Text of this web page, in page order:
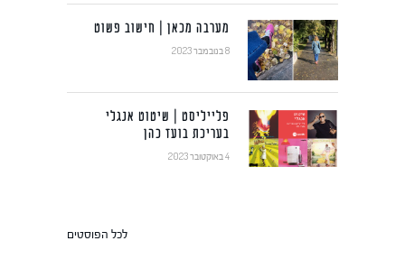
מערבה מכאן | חישוב פשוט
8 בנובמבר 2023
פלייליסט | שיטוט אנגלי
בעריכת בועז כהן
4 באוקטובר 2023
לכל הפוסטים